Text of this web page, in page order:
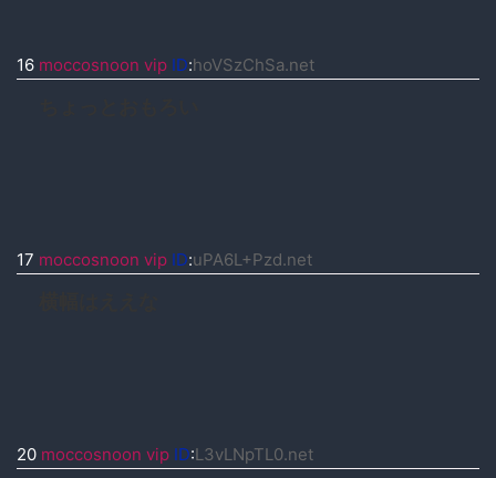
16 moccosnoon vip ID:hoVSzChSa.net
17 moccosnoon vip ID:uPA6L+Pzd.net
20 moccosnoon vip ID:L3vLNpTL0.net